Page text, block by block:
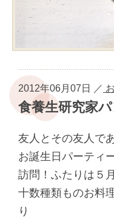
2012年06月07日 ／
食養生研究家
友人とその友人で
お誕生日パーティ
訪問！ふたりは５
十数種類ものお料
り